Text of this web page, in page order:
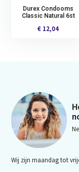
Durex Condooms
Classic Natural 6st
€ 12,04
Wij zijn maandag tot